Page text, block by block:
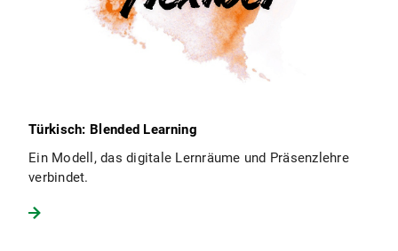
Türkisch: Blended Learning
Ein Modell, das digitale Lernräume und Präsenzlehre
verbindet.